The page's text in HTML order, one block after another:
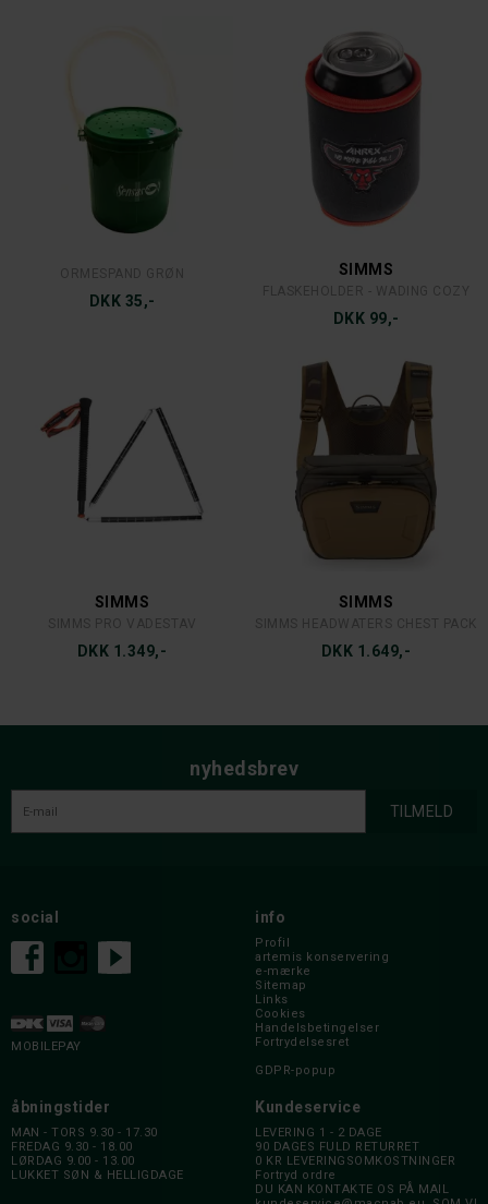
DKK 35,-
SIMMS
DKK 99,-
SIMMS
DKK 1.349,-
SIMMS
DKK 1.649,-
nyhedsbrev
social
MOBILEPAY
info
Profil
artemis konservering
e-mærke
Sitemap
Links
Cookies
Handelsbetingelser
Fortrydelsesret
GDPR-popup
åbningstider
MAN - TORS 9.30 - 17.30
FREDAG 9.30 - 18.00
LØRDAG 9.00 - 13.00
LUKKET SØN & HELLIGDAGE
Kundeservice
LEVERING 1 - 2 DAGE
90 DAGES FULD RETURRET
0 KR LEVERINGSOMKOSTNINGER
Fortryd ordre
DU KAN KONTAKTE OS PÅ MAIL